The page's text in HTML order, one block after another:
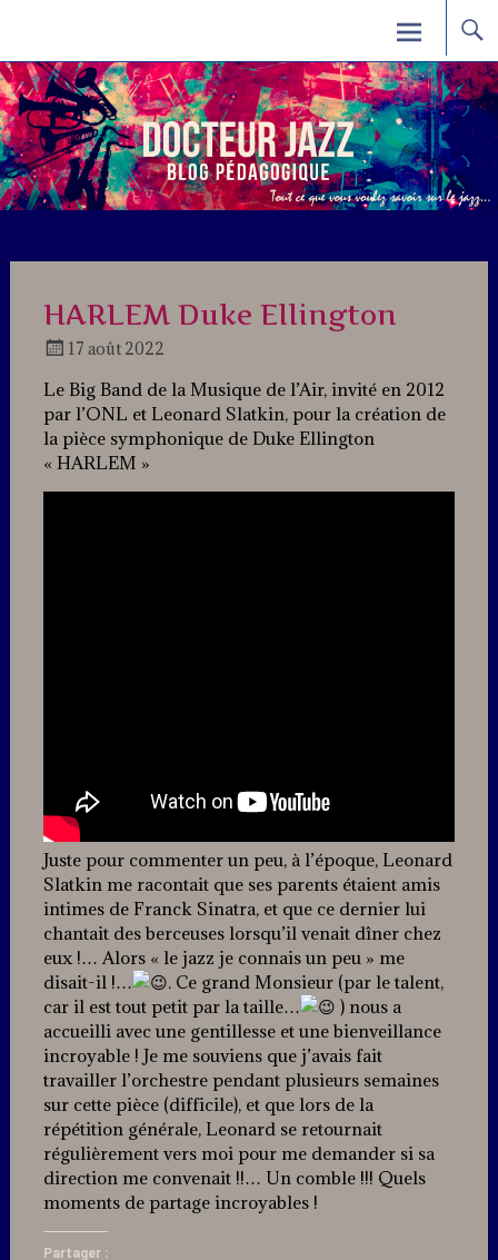
content
HARLEM Duke Ellington
17 août 2022
Jazz
Le Big Band de la Musique de l’Air, invité en 2012
par l’ONL et Leonard Slatkin, pour la création de
la pièce symphonique de Duke Ellington
« HARLEM »
Juste pour commenter un peu, à l’époque, Leonard
Slatkin me racontait que ses parents étaient amis
intimes de Franck Sinatra, et que ce dernier lui
chantait des berceuses lorsqu’il venait dîner chez
eux !… Alors « le jazz je connais un peu » me
disait-il !…
. Ce grand Monsieur (par le talent,
car il est tout petit par la taille…
) nous a
accueilli avec une gentillesse et une bienveillance
incroyable ! Je me souviens que j’avais fait
travailler l’orchestre pendant plusieurs semaines
sur cette pièce (difficile), et que lors de la
répétition générale, Leonard se retournait
régulièrement vers moi pour me demander si sa
direction me convenait !!… Un comble !!! Quels
moments de partage incroyables !
Partager :